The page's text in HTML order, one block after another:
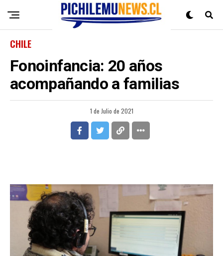
CHILE
Fonoinfancia: 20 años
acompañando a familias
1 de Julio de 2021